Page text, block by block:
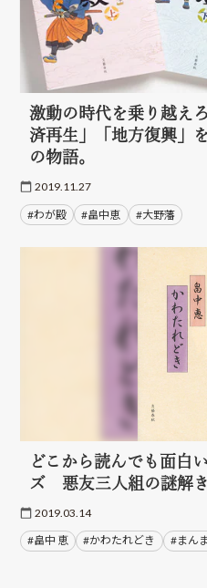
激動の時代を乗り越え
済再生」「地方復興」
の物語。
2019.11.27
#わが殿 #畠中恵 #大野藩
どこから読んでも面白
ズ 悪友三人組の謎解
2019.03.14
#畠中 恵 #かわたれどき #まん